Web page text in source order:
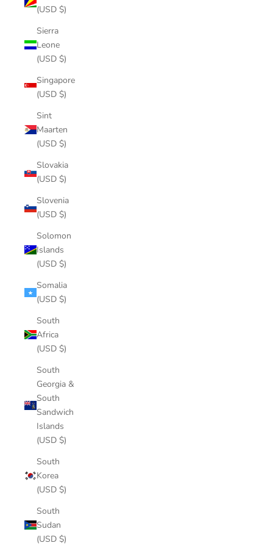
(USD $)
Sierra
Leone
(USD $)
Singapore
(USD $)
Sint
Maarten
(USD $)
Slovakia
(USD $)
Slovenia
(USD $)
Solomon
Islands
(USD $)
Somalia
(USD $)
South
Africa
(USD $)
South
Georgia &
South
Sandwich
Islands
(USD $)
South
Korea
(USD $)
South
Sudan
(USD $)